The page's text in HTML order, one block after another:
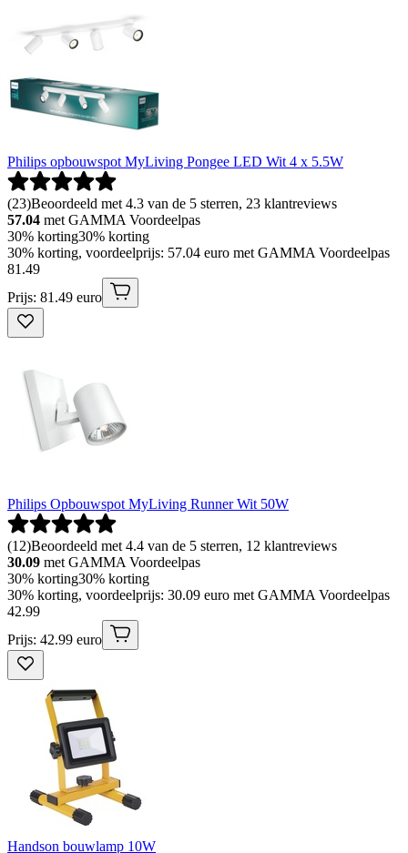
Philips opbouwspot MyLiving Pongee LED Wit 4 x 5.5W
(23)Beoordeeld met 4.3 van de 5 sterren, 23 klantreviews
57.04 met GAMMA Voordeelpas
30% korting30% korting
30% korting, voordeelprijs: 57.04 euro met GAMMA Voordeelpas
81 .49
Prijs: 81.49 euro
Philips Opbouwspot MyLiving Runner Wit 50W
(12)Beoordeeld met 4.4 van de 5 sterren, 12 klantreviews
30.09 met GAMMA Voordeelpas
30% korting30% korting
30% korting, voordeelprijs: 30.09 euro met GAMMA Voordeelpas
42.99
Prijs: 42.99 euro
Handson bouwlamp 10W